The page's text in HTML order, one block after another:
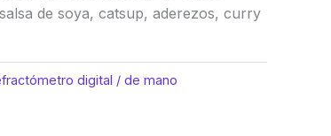
de soya, catsup, aderezos, curry
digital / de mano